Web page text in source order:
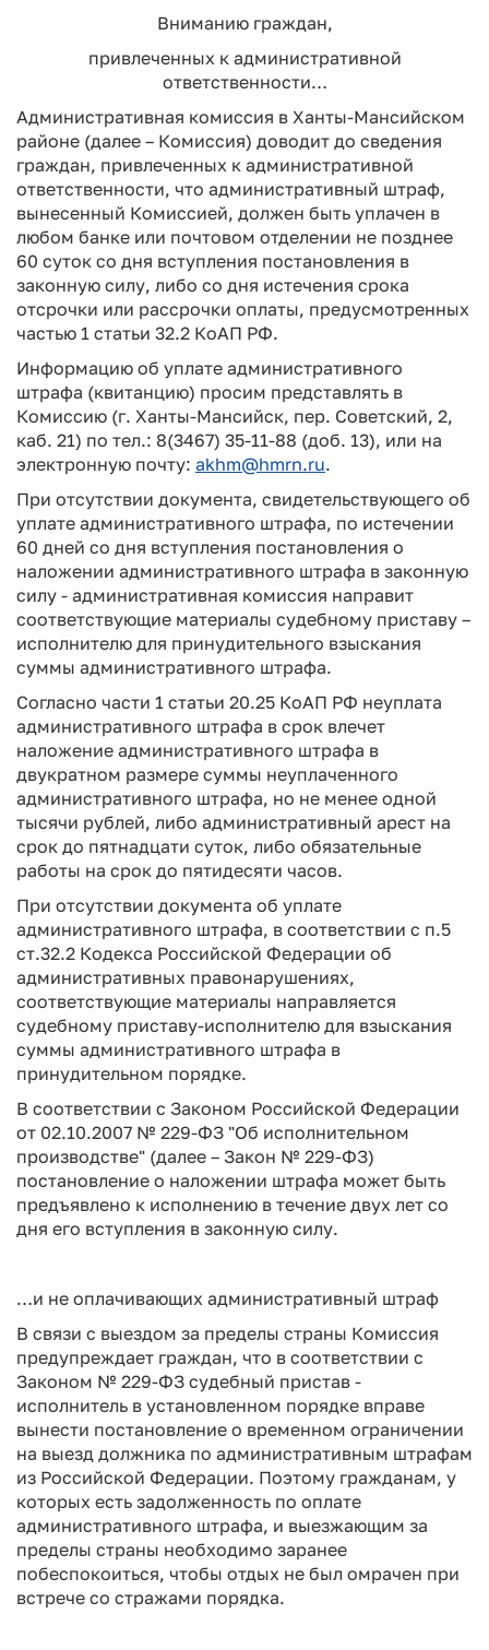
Вниманию граждан,
привлеченных к административной
ответственности…
Административная комиссия в Ханты-Мансийском
районе (далее – Комиссия) доводит до сведения
граждан, привлеченных к административной
ответственности, что административный штраф,
вынесенный Комиссией, должен быть уплачен в
любом банке или почтовом отделении не позднее
60 суток со дня вступления постановления в
законную силу, либо со дня истечения срока
отсрочки или рассрочки оплаты, предусмотренных
частью 1 статьи 32.2 КоАП РФ.
Информацию об уплате административного
штрафа (квитанцию) просим представлять в
Комиссию (г. Ханты-Мансийск, пер. Советский, 2,
каб. 21) по тел.: 8(3467) 35-11-88 (доб. 13), или на
электронную почту: akhm@hmrn.ru.
При отсутствии документа, свидетельствующего об
уплате административного штрафа, по истечении
60 дней со дня вступления постановления о
наложении административного штрафа в законную
силу - административная комиссия направит
соответствующие материалы судебному приставу –
исполнителю для принудительного взыскания
суммы административного штрафа.
Согласно части 1 статьи 20.25 КоАП РФ неуплата
административного штрафа в срок влечет
наложение административного штрафа в
двукратном размере суммы неуплаченного
административного штрафа, но не менее одной
тысячи рублей, либо административный арест на
срок до пятнадцати суток, либо обязательные
работы на срок до пятидесяти часов.
При отсутствии документа об уплате
административного штрафа, в соответствии с п.5
ст.32.2 Кодекса Российской Федерации об
административных правонарушениях,
соответствующие материалы направляется
судебному приставу-исполнителю для взыскания
суммы административного штрафа в
принудительном порядке.
В соответствии с Законом Российской Федерации
от 02.10.2007 № 229-ФЗ "Об исполнительном
производстве" (далее – Закон № 229-ФЗ)
постановление о наложении штрафа может быть
предъявлено к исполнению в течение двух лет со
дня его вступления в законную силу.
…и не оплачивающих административный штраф
В связи с выездом за пределы страны Комиссия
предупреждает граждан, что в соответствии с
Законом № 229-ФЗ судебный пристав -
исполнитель в установленном порядке вправе
вынести постановление о временном ограничении
на выезд должника по административным штрафам
из Российской Федерации. Поэтому гражданам, у
которых есть задолженность по оплате
административного штрафа, и выезжающим за
пределы страны необходимо заранее
побеспокоиться, чтобы отдых не был омрачен при
встрече со стражами порядка.